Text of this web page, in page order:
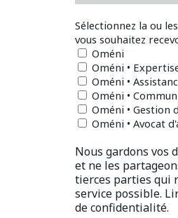
Sélectionnez la ou
vous souhaitez
Oméni
Oméni •
Oméni •
Oméni •
Oméni • Gestion
Oméni • Avocat
Nous gardons vos
et ne les
tierces parties qui
service possible.
de confidentialité.